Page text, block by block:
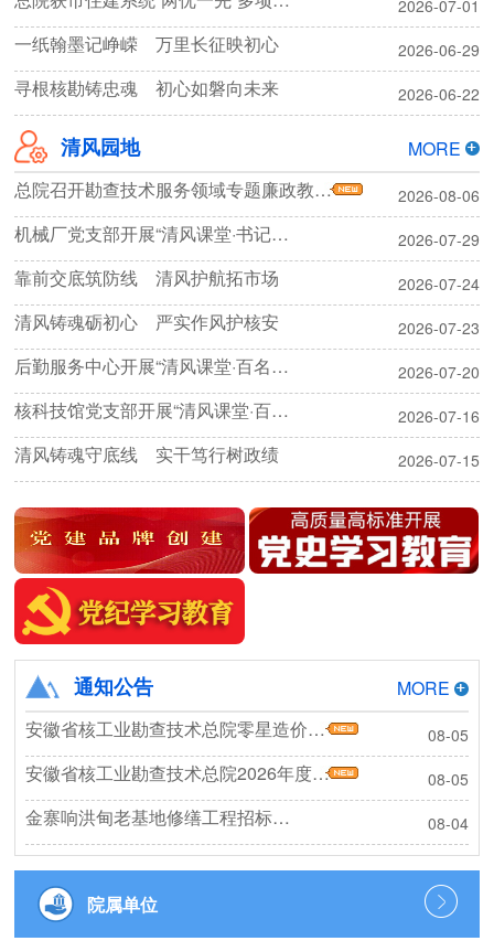
2026-07-01
一纸翰墨记峥嵘 万里长征映初心 2026-06-29
寻根核勘铸忠魂 初心如磐向未来 2026-06-22
清风园地
MORE
总院召开勘查技术服务领域专题廉政教育暨集体廉政谈话会议
2026-08-06
机械厂党支部开展“清风课堂·书记话清廉”专题学习 2026-07-29
靠前交底筑防线 清风护航拓市场 2026-07-24
清风铸魂砺初心 严实作风护核安 2026-07-23
后勤服务中心开展“清风课堂·百名书记话清廉”暨劳动纪律主题活动 2026-07-20
核科技馆党支部开展“清风课堂·百名书记话清廉”专题学习活动 2026-07-16
清风铸魂守底线 实干笃行树政绩 2026-07-15
通知公告
MORE
安徽省核工业勘查技术总院零星造价咨询框架协议询价公告
08-05
安徽省核工业勘查技术总院2026年度秋季工作服采购项目成交结果公告 08-05
金寨响洪甸老基地修缮工程招标公告 08-04
院属单位